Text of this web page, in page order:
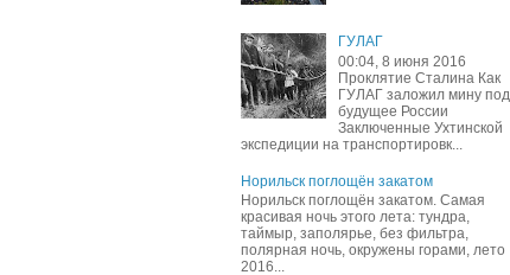
ГУЛАГ
00:04, 8 июня 2016
Проклятие Сталина Как
ГУЛАГ заложил мину под
будущее России
Заключенные Ухтинской
экспедиции на транспортировк...
Норильск поглощён закатом
Норильск поглощён закатом. Самая
красивая ночь этого лета: тундра,
таймыр, заполярье, без фильтра,
полярная ночь, окружены горами, лето
2016...